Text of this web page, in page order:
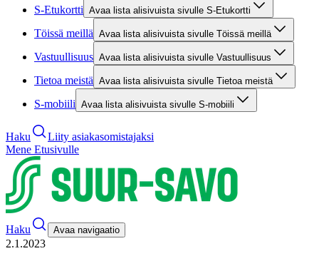
S-Etukortti Avaa lista alisivuista sivulle S-Etukortti
Töissä meillä Avaa lista alisivuista sivulle Töissä meillä
Vastuullisuus Avaa lista alisivuista sivulle Vastuullisuus
Tietoa meistä Avaa lista alisivuista sivulle Tietoa meistä
S-mobiili Avaa lista alisivuista sivulle S-mobiili
Haku
Liity asiakasomistajaksi
Mene Etusivulle
Haku Avaa navigaatio
2.1.2023